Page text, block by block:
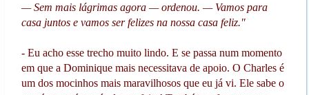
— Sem mais lágrimas agora — ordenou. — Vamos para
casa juntos e vamos ser felizes na nossa casa feliz."
- Eu acho esse trecho muito lindo. E se passa num momento
em que a Dominique mais necessitava de apoio. O Charles é
um dos mocinhos mais maravilhosos que eu já vi. Ele sabe o